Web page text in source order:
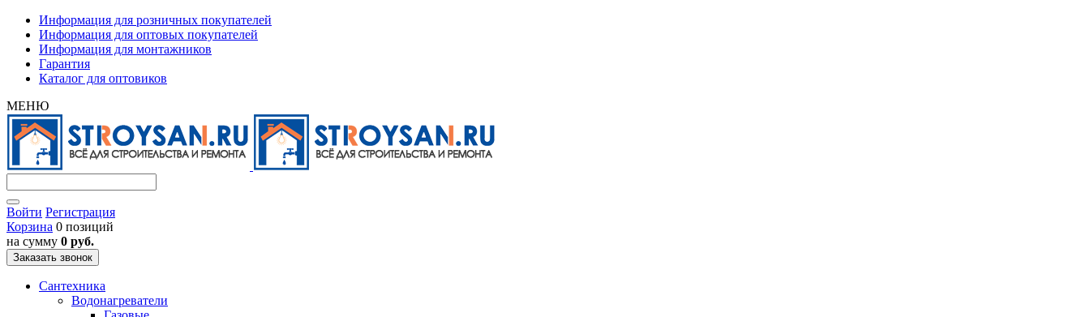
Информация для розничных покупателей
Информация для оптовых покупателей
Информация для монтажников
Гарантия
Каталог для оптовиков
МЕНЮ
Войти Регистрация
Корзина 0 позиций
на сумму 0 руб.
Заказать звонок
Сантехника
Водонагреватели